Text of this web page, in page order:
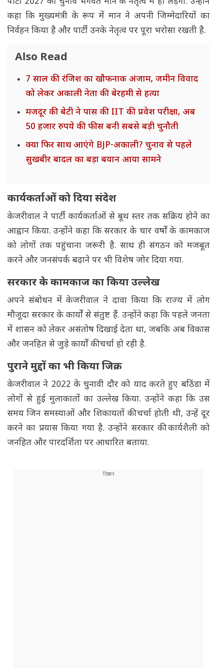
कहा कि मुख्यमंत्री के रूप में मान ने अपनी जिम्मेदारियों का
निर्वहन किया है और पार्टी उनके नेतृत्व पर पूरा भरोसा रखती है.
Also Read
7 साल की रंजिश का खौफनाक अंजाम, जमीन विवाद
को लेकर अकाली नेता की बेरहमी से हत्या
मजदूर की बेटी ने पास की IIT की प्रवेश परीक्षा, अब
50 हजार रुपये की फीस बनी सबसे बड़ी चुनौती
क्या फिर साथ आएंगे BJP-अकाली? चुनाव से पहले
सुखबीर बादल का बड़ा बयान आया सामने
कार्यकर्ताओं को दिया संदेश
केजरीवाल ने पार्टी कार्यकर्ताओं से बूथ स्तर तक सक्रिय होने का
आह्वान किया. उन्होंने कहा कि सरकार के चार वर्षों के कामकाज
को लोगों तक पहुंचाना जरूरी है. साथ ही संगठन को मजबूत
करने और जनसंपर्क बढ़ाने पर भी विशेष जोर दिया गया.
सरकार के कामकाज का किया उल्लेख
अपने संबोधन में केजरीवाल ने दावा किया कि राज्य में लोग
मौजूदा सरकार के कार्यों से संतुष्ट हैं. उन्होंने कहा कि पहले जनता
में शासन को लेकर असंतोष दिखाई देता था, जबकि अब विकास
और जनहित से जुड़े कार्यों की चर्चा हो रही है.
पुराने मुद्दों का भी किया जिक्र
केजरीवाल ने 2022 के चुनावी दौर को याद करते हुए बठिंडा में
लोगों से हुई मुलाकातों का उल्लेख किया. उन्होंने कहा कि उस
समय जिन समस्याओं और शिकायतों की चर्चा होती थी, उन्हें दूर
करने का प्रयास किया गया है. उन्होंने सरकार की कार्यशैली को
जनहित और पारदर्शिता पर आधारित बताया.